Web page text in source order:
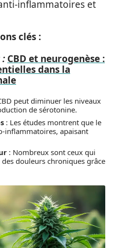
inflammatoires et
clés :
: CBD et neurogenèse :
dans la
peut diminuer les niveaux
de sérotonine.
: Les études montrent que le
inflammatoires, apaisant
: Nombreux sont ceux qui
douleurs chroniques grâce